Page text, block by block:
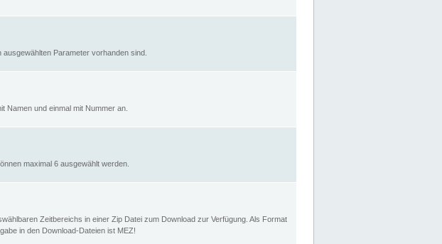
Parameter vorhanden sind.
Namen und einmal mit Nummer an.
maximal 6 ausgewählt werden.
Zeitbereichs in einer Zip Datei zum Download zur Verfügung. Als Format
in den Download-Dateien ist MEZ!